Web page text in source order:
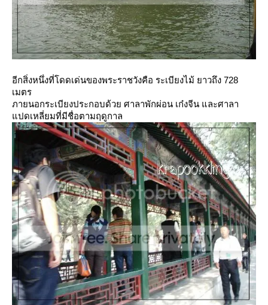
อีกสิ่งหนึ่งที่โดดเด่นของพระราชวังคือ ระเบียงไม้ ยาวถึง 728
เมตร
ภายนอกระเบียงประกอบด้วย ศาลาพักผ่อน เก๋งจีน และศาลา
ปดเหลี่ยมที่มีชื่อตามฤดูกาล